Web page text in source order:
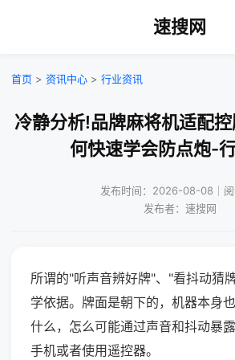
速搜网
首页 > 资讯中心 > 行业资讯
冷静分析!品牌麻将机适配
何快速学会防点炮-
发布时间：2026-08-08｜阅
发布者：速搜网
所谓的"听声音辨好牌"、"看抖动猜
学依据。牌面是朝下的，机器本身
什么，怎么可能通过声音和抖动暴
手机或者使用遥控器。